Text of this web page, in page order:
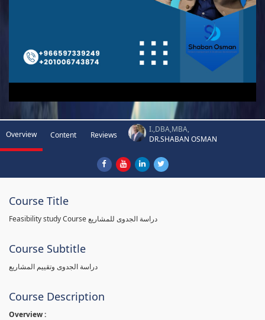
Overview Content Reviews
I.,DBA,MBA,
DR.SHABAN OSMAN
Course Title
Feasibility study Course دراسة الجدوى للمشاريع
Course Subtitle
دراسة الجدوى وتقييم المشاريع
Course Description
Overview :